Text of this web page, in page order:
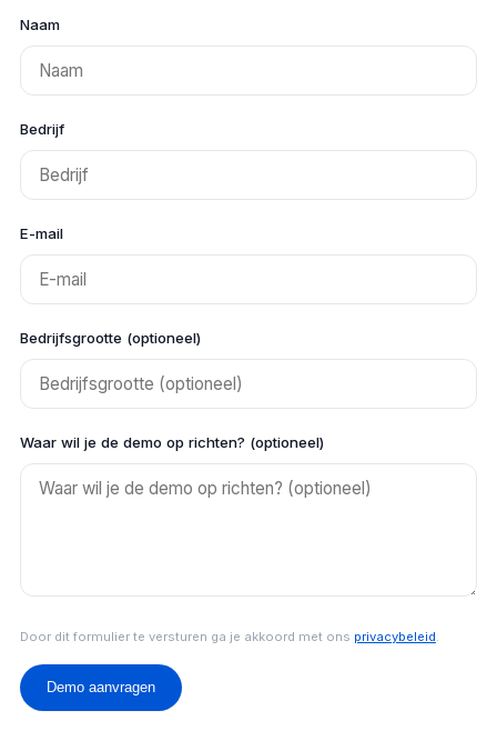
Naam
Bedrijf
E-mail
Bedrijfsgrootte (optioneel)
Waar wil je de demo op richten? (optioneel)
Door dit formulier te versturen ga je akkoord met ons privacybeleid.
Demo aanvragen